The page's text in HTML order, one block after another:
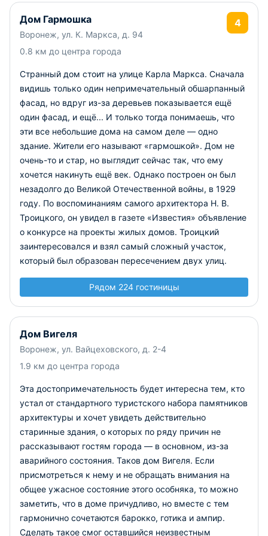
Дом Гармошка
Воронеж, ул. К. Маркса, д. 94
0.8 км до центра города
4
Странный дом стоит на улице Карла Маркса. Сначала
видишь только один непримечательный обшарпанный
фасад, но вдруг из-за деревьев показывается ещё
один фасад, и ещё... И только тогда понимаешь, что
эти все небольшие дома на самом деле — одно
здание. Жители его называют «гармошкой». Дом не
очень-то и стар, но выглядит сейчас так, что ему
хочется накинуть ещё век. Однако построен он был
незадолго до Великой Отечественной войны, в 1929
году. По воспоминаниям самого архитектора Н. В.
Троицкого, он увидел в газете «Известия» объявление
о конкурсе на проекты жилых домов. Троицкий
заинтересовался и взял самый сложный участок,
который был образован пересечением двух улиц.
Рядом 224 гостиницы
Дом Вигеля
Воронеж, ул. Вайцеховского, д. 2-4
1.9 км до центра города
Эта достопримечательность будет интересна тем, кто
устал от стандартного туристского набора памятников
архитектуры и хочет увидеть действительно
старинные здания, о которых по ряду причин не
рассказывают гостям города — в основном, из-за
аварийного состояния. Таков дом Вигеля. Если
присмотреться к нему и не обращать внимания на
общее ужасное состояние этого особняка, то можно
заметить, что в доме причудливо, но вместе с тем
гармонично сочетаются барокко, готика и ампир.
Сделать такое смог оставшийся неизвестным